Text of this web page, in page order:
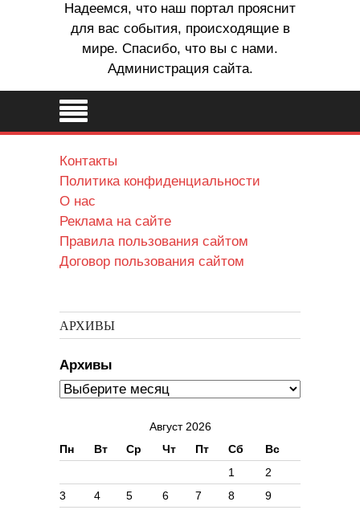
Надеемся, что наш портал прояснит
для вас события, происходящие в
мире. Спасибо, что вы с нами.
Администрация сайта.
Контакты
Политика конфиденциальности
О нас
Реклама на сайте
Правила пользования сайтом
Договор пользования сайтом
АРХИВЫ
Архивы
Август 2026
Пн
Вт Ср Чт Пт Сб Вс
1
2
3
4 5 6 7 8
9